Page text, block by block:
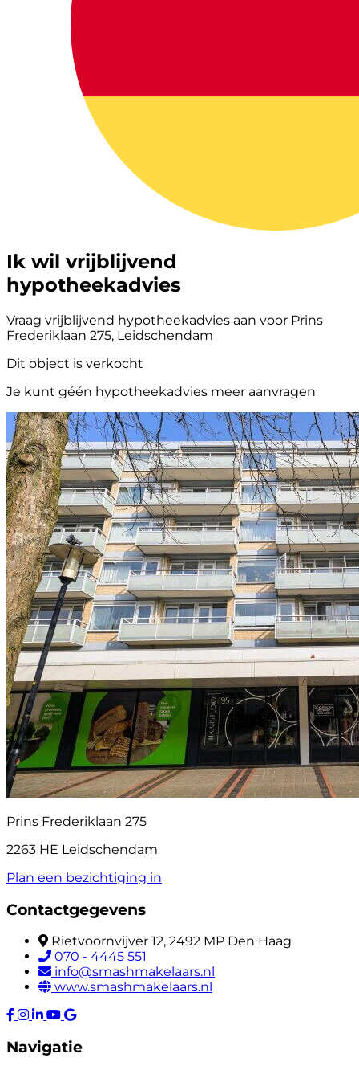
Ik wil vrijblijvend
hypotheekadvies
Vraag vrijblijvend hypotheekadvies aan voor Prins
Frederiklaan 275, Leidschendam
Dit object is verkocht
Je kunt géén hypotheekadvies meer aanvragen
Prins Frederiklaan 275
2263 HE Leidschendam
Plan een bezichtiging in
Contactgegevens
Rietvoornvijver 12, 2492 MP Den Haag
070 - 4445 551
info@smashmakelaars.nl
www.smashmakelaars.nl
Navigatie